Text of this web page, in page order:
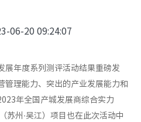
06-20 09:24:07
展年度系列测评活动结果重磅发
管理能力、突出的产业发展能力和
年全国产城发展商综合实力
州·吴江）项目也在此次活动中